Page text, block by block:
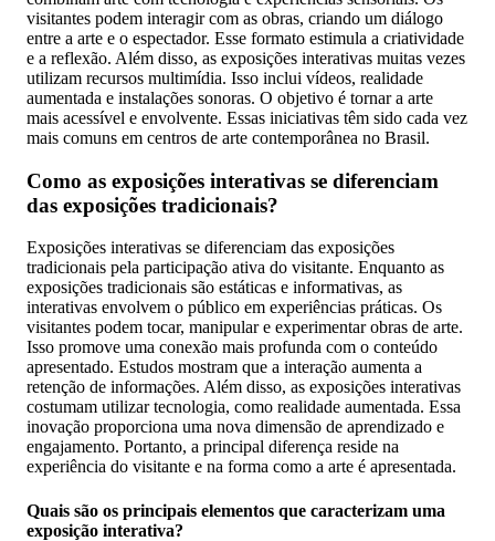
visitantes podem interagir com as obras, criando um diálogo
entre a arte e o espectador. Esse formato estimula a criatividade
e a reflexão. Além disso, as exposições interativas muitas vezes
utilizam recursos multimídia. Isso inclui vídeos, realidade
aumentada e instalações sonoras. O objetivo é tornar a arte
mais acessível e envolvente. Essas iniciativas têm sido cada vez
mais comuns em centros de arte contemporânea no Brasil.
Como as exposições interativas se diferenciam
das exposições tradicionais?
Exposições interativas se diferenciam das exposições
tradicionais pela participação ativa do visitante. Enquanto as
exposições tradicionais são estáticas e informativas, as
interativas envolvem o público em experiências práticas. Os
visitantes podem tocar, manipular e experimentar obras de arte.
Isso promove uma conexão mais profunda com o conteúdo
apresentado. Estudos mostram que a interação aumenta a
retenção de informações. Além disso, as exposições interativas
costumam utilizar tecnologia, como realidade aumentada. Essa
inovação proporciona uma nova dimensão de aprendizado e
engajamento. Portanto, a principal diferença reside na
experiência do visitante e na forma como a arte é apresentada.
Quais são os principais elementos que caracterizam uma
exposição interativa?